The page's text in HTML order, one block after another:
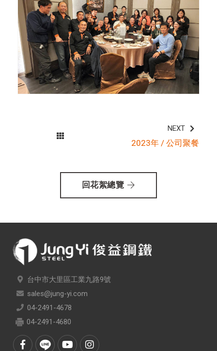
NEXT
2023年 / 公司聚餐
回花絮總覽
台中市大里區工業九路9號
sales@jung-yi.com
04-2491-4678
04-2491-4680